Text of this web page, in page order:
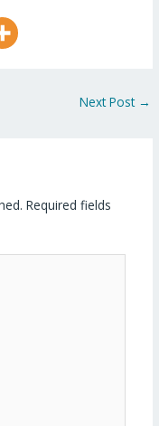
Next Post →
Required fields